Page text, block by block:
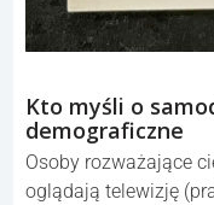
Kto myśli o
demograficzne
Osoby rozważające
oglądają telewizję